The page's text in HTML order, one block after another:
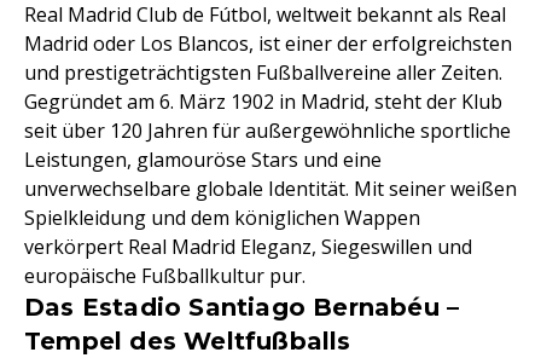
Real Madrid Club de Fútbol, weltweit bekannt als Real
Madrid oder Los Blancos, ist einer der erfolgreichsten
und prestigeträchtigsten Fußballvereine aller Zeiten.
Gegründet am 6. März 1902 in Madrid, steht der Klub
seit über 120 Jahren für außergewöhnliche sportliche
Leistungen, glamouröse Stars und eine
unverwechselbare globale Identität. Mit seiner weißen
Spielkleidung und dem königlichen Wappen
verkörpert Real Madrid Eleganz, Siegeswillen und
europäische Fußballkultur pur.
Das Estadio Santiago Bernabéu –
Tempel des Weltfußballs